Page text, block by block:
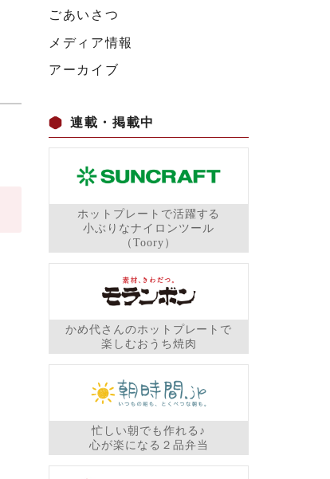
ごあいさつ
メディア情報
アーカイブ
連載・掲載中
ホットプレートで活躍する
小ぶりなナイロンツール
（Toory）
かめ代さんのホットプレートで
楽しむおうち焼肉
忙しい朝でも作れる♪
心が楽になる２品弁当